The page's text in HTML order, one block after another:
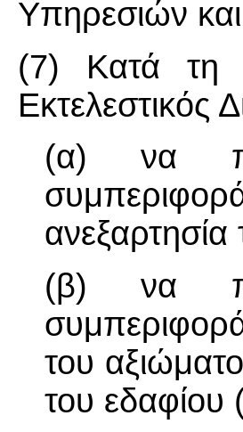
Υπηρεσιών
(7) Κατά τη
Εκτελεστικός
(α) να
ανεξαρτησία
(β) να
του
του εδαφίου